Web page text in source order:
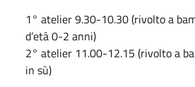
1° atelier 9.30-10.30 (rivolto a
d’età 0-2 anni)
2° atelier 11.00-12.15 (rivolto a
in sù)